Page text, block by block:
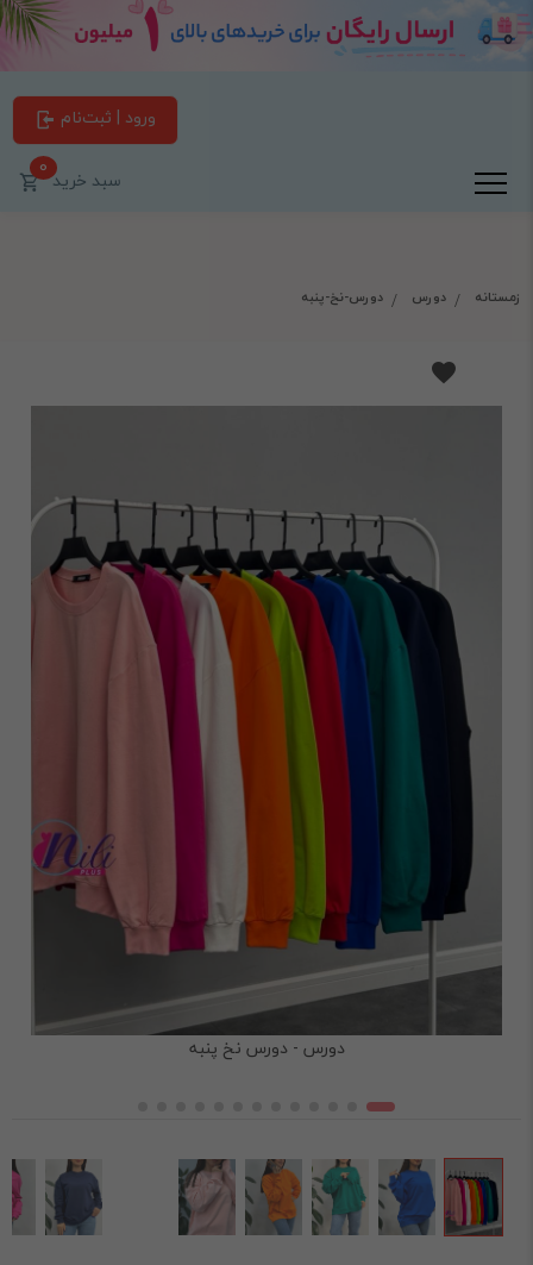
ورود | ثبت‌نام
سبد خرید0
زمستانه دورس دورس-نخ-پنبه
دورس - دورس نخ پنبه